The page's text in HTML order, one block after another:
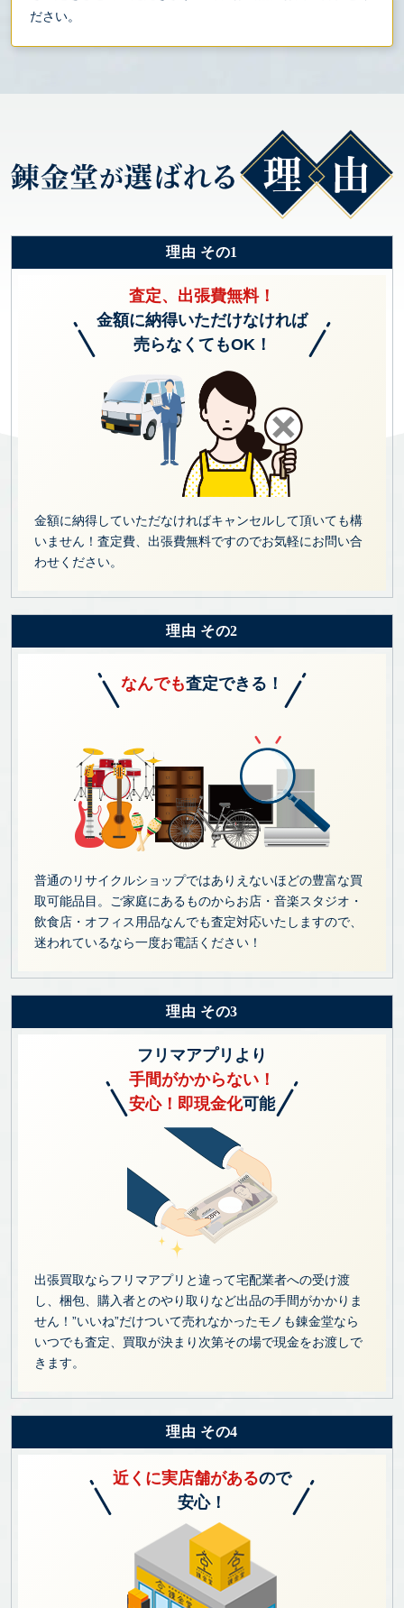
ださい。
理由 その1
査定、出張費無料！
金額に納得いただけなければ
売らなくてもOK！
金額に納得していただなければキャンセルして頂いても構
いません！査定費、出張費無料ですのでお気軽にお問い合
わせください。
理由 その2
なんでも査定できる！
普通のリサイクルショップではありえないほどの豊富な買
取可能品目。ご家庭にあるものからお店・音楽スタジオ・
飲食店・オフィス用品なんでも査定対応いたしますので、
迷われているなら一度お電話ください！
理由 その3
フリマアプリより
手間がかからない！
安心！即現金化可能
出張買取ならフリマアプリと違って宅配業者への受け渡
し、梱包、購入者とのやり取りなど出品の手間がかかりま
せん！”いいね”だけついて売れなかったモノも錬金堂なら
いつでも査定、買取が決まり次第その場で現金をお渡しで
きます。
理由 その4
近くに実店舗があるので
安心！